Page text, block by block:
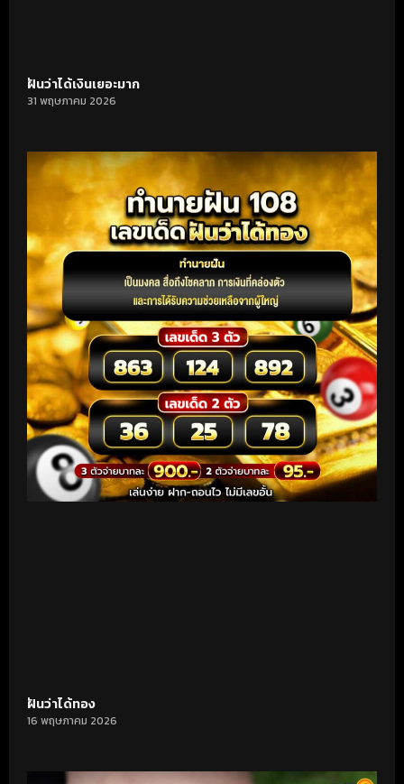
ฝันว่าได้เงินเยอะมาก
31 พฤษภาคม 2026
ฝันว่าได้ทอง
16 พฤษภาคม 2026